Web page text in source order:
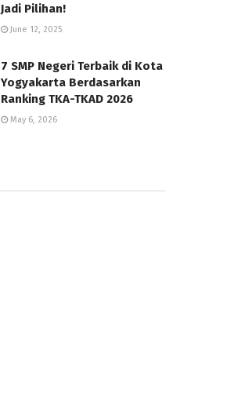
Jadi Pilihan!
June 12, 2025
7 SMP Negeri Terbaik di Kota
Yogyakarta Berdasarkan
Ranking TKA-TKAD 2026
May 6, 2026